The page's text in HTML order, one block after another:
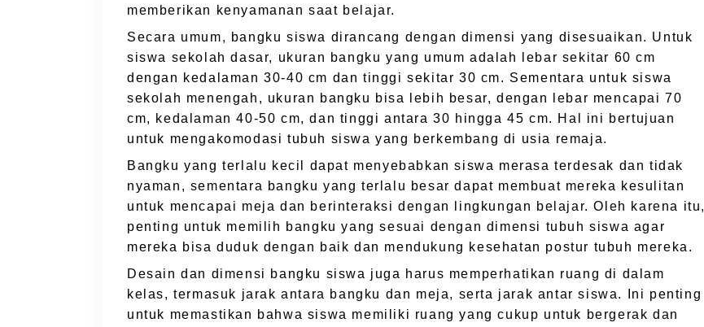
memberikan kenyamanan saat belajar.
Secara umum, bangku siswa dirancang dengan dimensi yang disesuaikan. Untuk
siswa sekolah dasar, ukuran bangku yang umum adalah lebar sekitar 60 cm
dengan kedalaman 30-40 cm dan tinggi sekitar 30 cm. Sementara untuk siswa
sekolah menengah, ukuran bangku bisa lebih besar, dengan lebar mencapai 70
cm, kedalaman 40-50 cm, dan tinggi antara 30 hingga 45 cm. Hal ini bertujuan
untuk mengakomodasi tubuh siswa yang berkembang di usia remaja.
Bangku yang terlalu kecil dapat menyebabkan siswa merasa terdesak dan tidak
nyaman, sementara bangku yang terlalu besar dapat membuat mereka kesulitan
untuk mencapai meja dan berinteraksi dengan lingkungan belajar. Oleh karena itu,
penting untuk memilih bangku yang sesuai dengan dimensi tubuh siswa agar
mereka bisa duduk dengan baik dan mendukung kesehatan postur tubuh mereka.
Desain dan dimensi bangku siswa juga harus memperhatikan ruang di dalam
kelas, termasuk jarak antara bangku dan meja, serta jarak antar siswa. Ini penting
untuk memastikan bahwa siswa memiliki ruang yang cukup untuk bergerak dan